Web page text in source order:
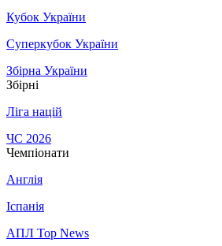
Кубок України
Суперкубок України
Збірна України
Збірні
Ліга націй
ЧС 2026
Чемпіонати
Англія
Іспанія
АПЛ Top News